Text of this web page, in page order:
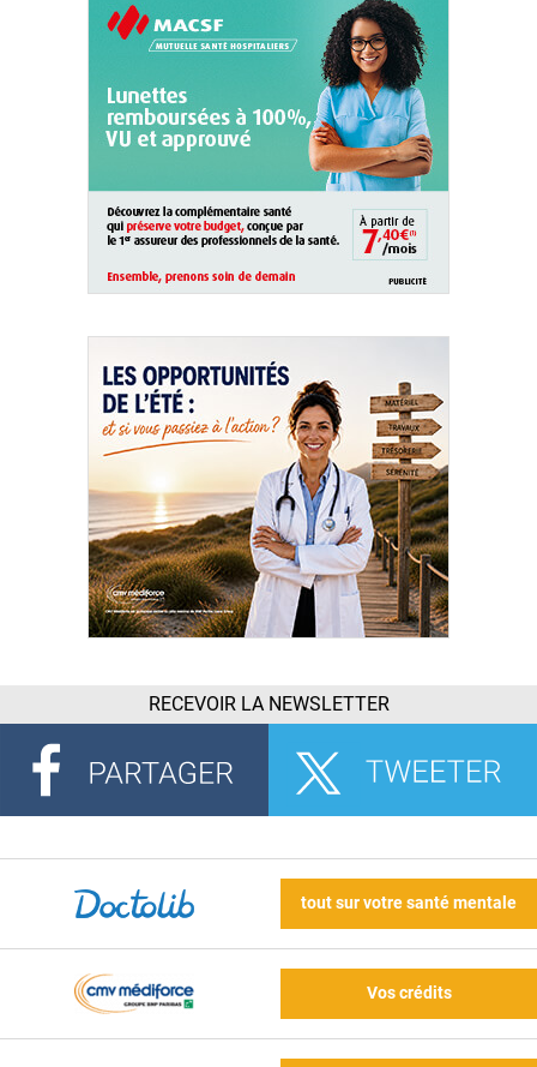
RECEVOIR LA NEWSLETTER
tout sur votre santé mentale
Vos crédits